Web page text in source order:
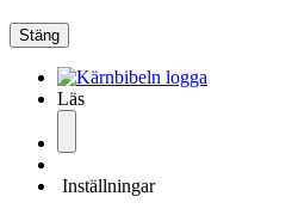
Stäng
Läs
Inställningar